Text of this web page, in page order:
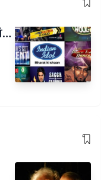
रियलिटी टेलीविजन के साथ सांस्कृतिक बदलाव